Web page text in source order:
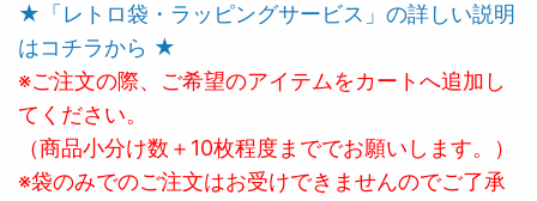
★「レトロ袋・ラッピングサービス」の詳しい説明
はコチラから ★
※ご注文の際、ご希望のアイテムをカートへ追加し
てください。
（商品小分け数＋10枚程度まででお願いします。）
※袋のみでのご注文はお受けできませんのでご了承